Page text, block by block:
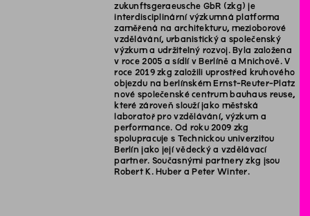
zukunftsgeraeusche GbR (zkg) je
interdisciplinární výzkumná platforma
zaměřená na architekturu, mezioborové
vzdělávání, urbanistický a společenský
výzkum a udržitelný rozvoj. Byla založena
v roce 2005 a sídlí v Berlíně a Mnichově. V
roce 2019 zkg založili uprostřed kruhového
objezdu na berlínském Ernst-Reuter-Platz
nové společenské centrum bauhaus reuse,
které zároveň slouží jako městská
laboratoř pro vzdělávání, výzkum a
performance. Od roku 2009 zkg
spolupracuje s Technickou univerzitou
Berlín jako její vědecký a vzdělávací
partner. Současnými partnery zkg jsou
Robert K. Huber a Peter Winter.